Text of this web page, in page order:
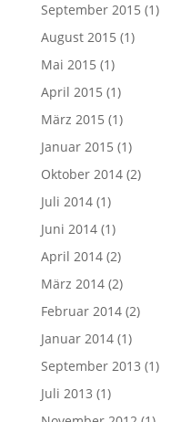
September 2015 (1)
August 2015 (1)
Mai 2015 (1)
April 2015 (1)
März 2015 (1)
Januar 2015 (1)
Oktober 2014(2)
Juli 2014(1)
Juni 2014(1)
April 2014(2)
März 2014(2)
Februar 2014(2)
Januar 2014(1)
September 2013 (1)
Juli 2013 (1)